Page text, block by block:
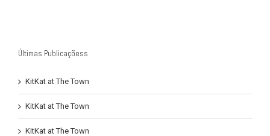
Últimas Publicaçõess
KitKat at The Town
KitKat at The Town
KitKat at The Town